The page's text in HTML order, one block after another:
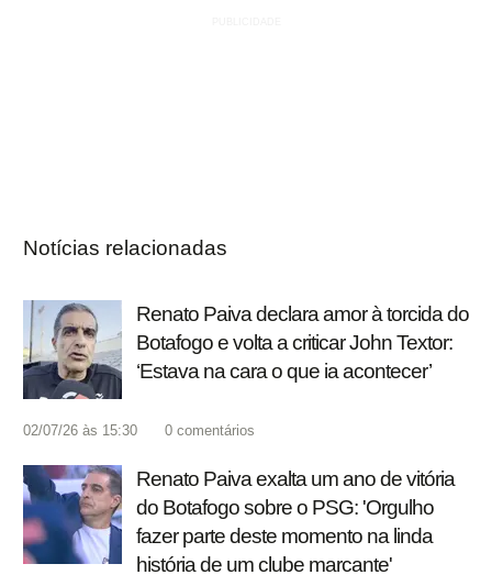
Notícias relacionadas
Renato Paiva declara amor à torcida do
Botafogo e volta a criticar John Textor:
‘Estava na cara o que ia acontecer’
02/07/26 às 15:30 0 comentários
Renato Paiva exalta um ano de vitória
do Botafogo sobre o PSG: 'Orgulho
fazer parte deste momento na linda
história de um clube marcante'